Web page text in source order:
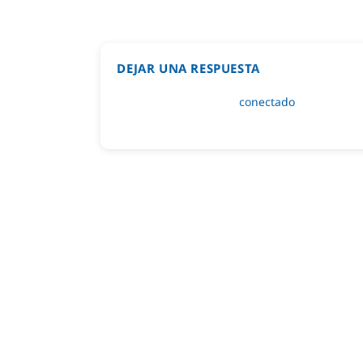
DEJAR UNA RESPUESTA
Lo siento, debes estarconectado